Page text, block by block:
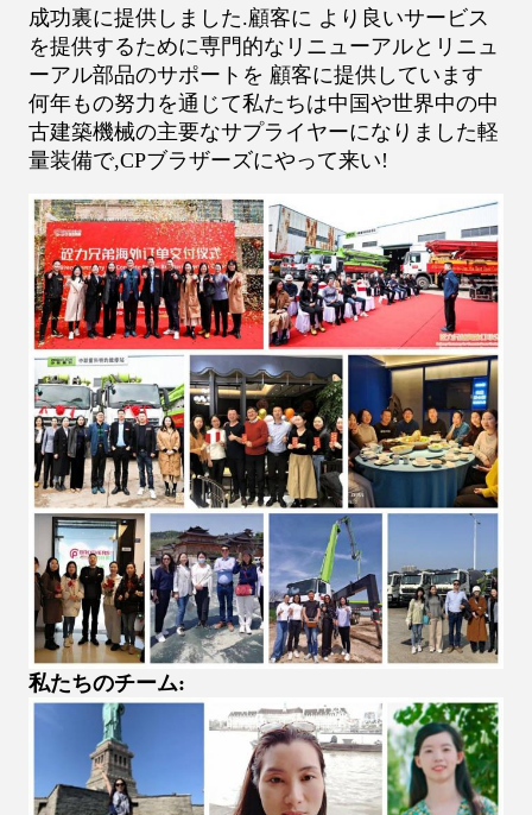
成功裏に提供しました.顧客に より良いサービス
を提供するために専門的なリニューアルとリニュ
ーアル部品のサポートを 顧客に提供しています
何年もの努力を通じて私たちは中国や世界中の中
古建築機械の主要なサプライヤーになりました軽
量装備で,CPブラザーズにやって来い!
私たちのチーム: